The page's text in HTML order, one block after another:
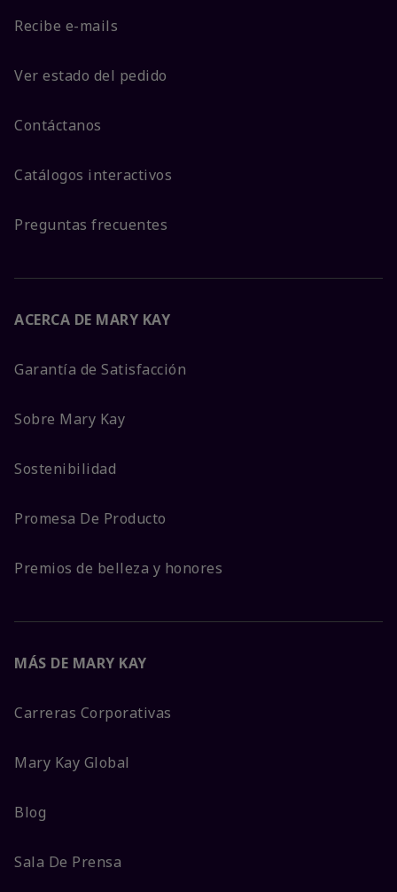
Recibe e-mails
Ver estado del pedido
Contáctanos
Catálogos interactivos
Preguntas frecuentes
ACERCA DE MARY KAY
Garantía de Satisfacción
Sobre Mary Kay
Sostenibilidad
Promesa De Producto
Premios de belleza y honores
MÁS DE MARY KAY
Carreras Corporativas
Mary Kay Global
Blog
Sala De Prensa